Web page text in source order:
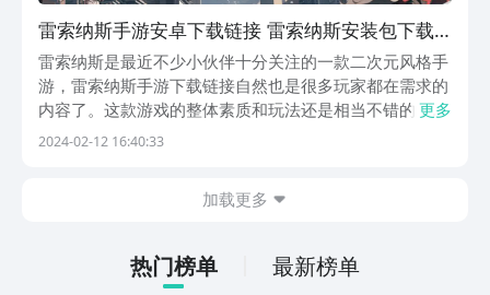
雷索纳斯手游安卓下载链接 雷索纳斯安装包下载
安装链接推荐
雷索纳斯是最近不少小伙伴十分关注的一款二次元风格手
游，雷索纳斯手游下载链接自然也是很多玩家都在需求的
内容了。这款游戏的整体素质和玩法还是相当不错的，但
是大家不知道去哪里才可以下载玩到。今天小编就来分享
更多
2024-02-12 16:40:33
加载更多
热门榜单 最新榜单